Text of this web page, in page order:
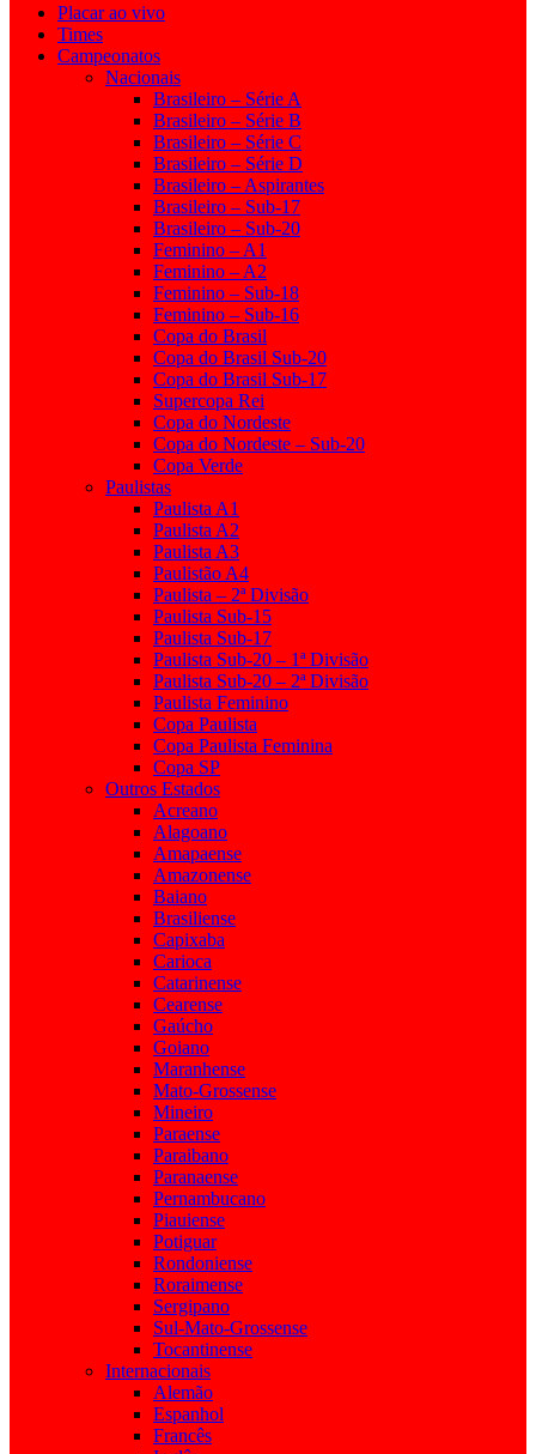
Placar ao vivo
Times
Campeonatos
Nacionais
Brasileiro – Série A
Brasileiro – Série B
Brasileiro – Série C
Brasileiro – Série D
Brasileiro – Aspirantes
Brasileiro – Sub-17
Brasileiro – Sub-20
Feminino – A1
Feminino – A2
Feminino – Sub-18
Feminino – Sub-16
Copa do Brasil
Copa do Brasil Sub-20
Copa do Brasil Sub-17
Supercopa Rei
Copa do Nordeste
Copa do Nordeste – Sub-20
Copa Verde
Paulistas
Paulista A1
Paulista A2
Paulista A3
Paulistão A4
Paulista – 2ª Divisão
Paulista Sub-15
Paulista Sub-17
Paulista Sub-20 – 1ª Divisão
Paulista Sub-20 – 2ª Divisão
Paulista Feminino
Copa Paulista
Copa Paulista Feminina
Copa SP
Outros Estados
Acreano
Alagoano
Amapaense
Amazonense
Baiano
Brasiliense
Capixaba
Carioca
Catarinense
Cearense
Gaúcho
Goiano
Maranhense
Mato-Grossense
Mineiro
Paraense
Paraibano
Paranaense
Pernambucano
Piauiense
Potiguar
Rondoniense
Roraimense
Sergipano
Sul-Mato-Grossense
Tocantinense
Internacionais
Alemão
Espanhol
Francês